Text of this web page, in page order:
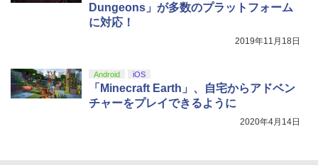
『映画 ラブライブ！蓮ノ空女学院スクー
ルアイドルクラブ Bloom Garden Part
Dungeons」が多数のプラットフォーム
に対応！
2019年11月18日
Android iOS
「Minecraft Earth」、自宅からアドベン
チャーをプレイできるように
2020年4月14日